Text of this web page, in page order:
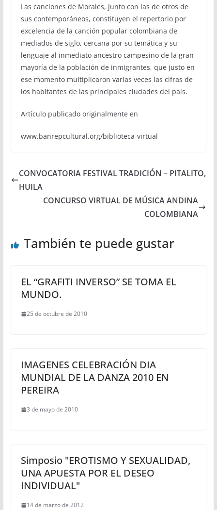
Las canciones de Morales, junto con las de otros de
sus contemporáneos, constituyen el repertorio por
excelencia de la canción popular colombiana de
mediados de siglo, cercana por su temática y su
lenguaje al inmediato ancestro campesino de la gran
mayoría de la población de inmigrantes, que justo en
ese momento multiplicaron varias veces las cifras de
los habitantes de las principales ciudades del país.
Artículo publicado originalmente en
www.banrepcultural.org/biblioteca-virtual
CONVOCATORIA FESTIVAL TRADICIÓN – PITALITO,
HUILA
CONCURSO VIRTUAL DE MÚSICA ANDINA
COLOMBIANA
También te puede gustar
EL “GRAFITI INVERSO” SE TOMA EL
MUNDO.
25 de octubre de 2010
IMAGENES CELEBRACIÓN DIA
MUNDIAL DE LA DANZA 2010 EN
PEREIRA
3 de mayo de 2010
Simposio "EROTISMO Y SEXUALIDAD,
UNA APUESTA POR EL DESEO
INDIVIDUAL"
14 de marzo de 2012